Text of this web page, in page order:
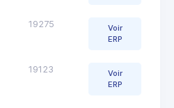
19275
Voir
ERP
19123
Voir
ERP